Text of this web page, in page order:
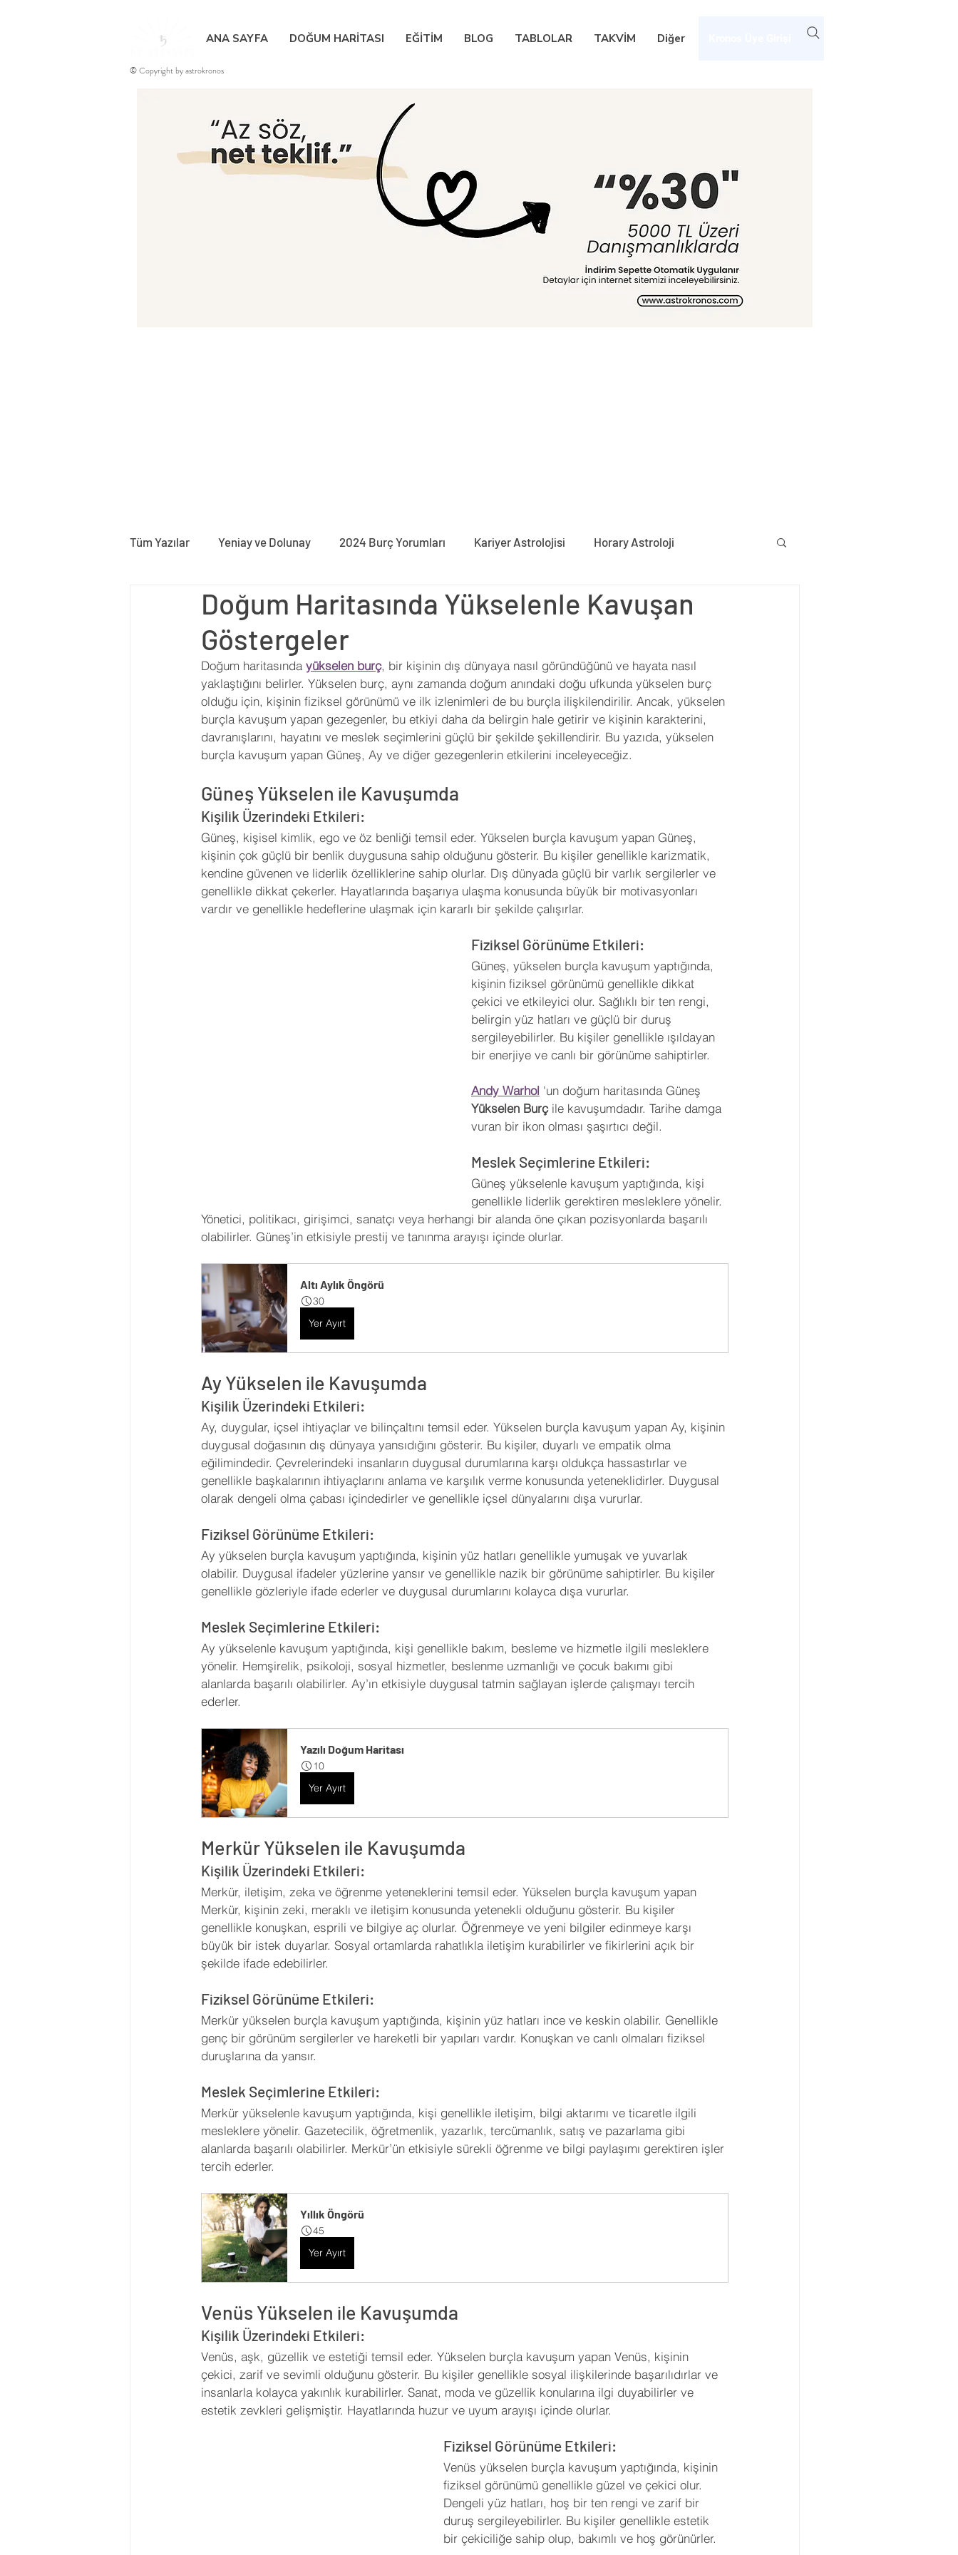
ANA SAYFA DOĞUM HARİTASI EĞİTİM BLOG TABLOLAR TAKVİM Diğer
© Copyright by astrokronos
Tüm Yazılar Yeniay ve Dolunay 2024 Burç Yorumları Kariyer Astrolojisi Horary Astroloji
Doğum Haritası Rektifikasyon İlişki Astrolojisi Burçlar Pratik Astroloji Aylık Burç Yorumları
2023 Burç Yorumları
Transitler Tutulmalar Öngörü Açı Kalıbı Medikal Astroloji Transit Açıları Açılar
Geleneksel Astroloji
Doğum Haritasında Yükselenle Kavuşan
Göstergeler
Doğum haritasında yükselen burç, bir kişinin dış dünyaya nasıl göründüğünü ve hayata nasıl
yaklaştığını belirler. Yükselen burç, aynı zamanda doğum anındaki doğu ufkunda yükselen burç
olduğu için, kişinin fiziksel görünümü ve ilk izlenimleri de bu burçla ilişkilendirilir. Ancak, yükselen
burçla kavuşum yapan gezegenler, bu etkiyi daha da belirgin hale getirir ve kişinin karakterini,
davranışlarını, hayatını ve meslek seçimlerini güçlü bir şekilde şekillendirir. Bu yazıda, yükselen
burçla kavuşum yapan Güneş, Ay ve diğer gezegenlerin etkilerini inceleyeceğiz.
Güneş Yükselen ile Kavuşumda
Kişilik Üzerindeki Etkileri:
Güneş, kişisel kimlik, ego ve öz benliği temsil eder. Yükselen burçla kavuşum yapan Güneş,
kişinin çok güçlü bir benlik duygusuna sahip olduğunu gösterir. Bu kişiler genellikle karizmatik,
kendine güvenen ve liderlik özelliklerine sahip olurlar. Dış dünyada güçlü bir varlık sergilerler ve
genellikle dikkat çekerler. Hayatlarında başarıya ulaşma konusunda büyük bir motivasyonları
vardır ve genellikle hedeflerine ulaşmak için kararlı bir şekilde çalışırlar.
Fiziksel Görünüme Etkileri:
Güneş, yükselen burçla kavuşum yaptığında,
kişinin fiziksel görünümü genellikle dikkat
çekici ve etkileyici olur. Sağlıklı bir ten rengi,
belirgin yüz hatları ve güçlü bir duruş
sergileyebilirler. Bu kişiler genellikle ışıldayan
bir enerjiye ve canlı bir görünüme sahiptirler.
Andy Warhol 'un doğum haritasında Güneş
Yükselen Burç ile kavuşumdadır. Tarihe damga
vuran bir ikon olması şaşırtıcı değil.
Meslek Seçimlerine Etkileri:
Güneş yükselenle kavuşum yaptığında, kişi
genellikle liderlik gerektiren mesleklere yönelir.
Yönetici, politikacı, girişimci, sanatçı veya herhangi bir alanda öne çıkan pozisyonlarda başarılı
olabilirler. Güneş’in etkisiyle prestij ve tanınma arayışı içinde olurlar.
Altı Aylık Öngörü
30
Yer Ayırt
Ay Yükselen ile Kavuşumda
Kişilik Üzerindeki Etkileri:
Ay, duygular, içsel ihtiyaçlar ve bilinçaltını temsil eder. Yükselen burçla kavuşum yapan Ay, kişinin
duygusal doğasının dış dünyaya yansıdığını gösterir. Bu kişiler, duyarlı ve empatik olma
eğilimindedir. Çevrelerindeki insanların duygusal durumlarına karşı oldukça hassastırlar ve
genellikle başkalarının ihtiyaçlarını anlama ve karşılık verme konusunda yeteneklidirler. Duygusal
olarak dengeli olma çabası içindedirler ve genellikle içsel dünyalarını dışa vururlar.
Fiziksel Görünüme Etkileri:
Ay yükselen burçla kavuşum yaptığında, kişinin yüz hatları genellikle yumuşak ve yuvarlak
olabilir. Duygusal ifadeler yüzlerine yansır ve genellikle nazik bir görünüme sahiptirler. Bu kişiler
genellikle gözleriyle ifade ederler ve duygusal durumlarını kolayca dışa vururlar.
Meslek Seçimlerine Etkileri:
Ay yükselenle kavuşum yaptığında, kişi genellikle bakım, besleme ve hizmetle ilgili mesleklere
yönelir. Hemşirelik, psikoloji, sosyal hizmetler, beslenme uzmanlığı ve çocuk bakımı gibi
alanlarda başarılı olabilirler. Ay’ın etkisiyle duygusal tatmin sağlayan işlerde çalışmayı tercih
ederler.
Yazılı Doğum Haritası
10
Yer Ayırt
Merkür Yükselen ile Kavuşumda
Kişilik Üzerindeki Etkileri:
Merkür, iletişim, zeka ve öğrenme yeteneklerini temsil eder. Yükselen burçla kavuşum yapan
Merkür, kişinin zeki, meraklı ve iletişim konusunda yetenekli olduğunu gösterir. Bu kişiler
genellikle konuşkan, esprili ve bilgiye aç olurlar. Öğrenmeye ve yeni bilgiler edinmeye karşı
büyük bir istek duyarlar. Sosyal ortamlarda rahatlıkla iletişim kurabilirler ve fikirlerini açık bir
şekilde ifade edebilirler.
Fiziksel Görünüme Etkileri:
Merkür yükselen burçla kavuşum yaptığında, kişinin yüz hatları ince ve keskin olabilir. Genellikle
genç bir görünüm sergilerler ve hareketli bir yapıları vardır. Konuşkan ve canlı olmaları fiziksel
duruşlarına da yansır.
Meslek Seçimlerine Etkileri:
Merkür yükselenle kavuşum yaptığında, kişi genellikle iletişim, bilgi aktarımı ve ticaretle ilgili
mesleklere yönelir. Gazetecilik, öğretmenlik, yazarlık, tercümanlık, satış ve pazarlama gibi
alanlarda başarılı olabilirler. Merkür’ün etkisiyle sürekli öğrenme ve bilgi paylaşımı gerektiren işler
tercih ederler.
Yıllık Öngörü
45
Yer Ayırt
Venüs Yükselen ile Kavuşumda
Kişilik Üzerindeki Etkileri:
Venüs, aşk, güzellik ve estetiği temsil eder. Yükselen burçla kavuşum yapan Venüs, kişinin
çekici, zarif ve sevimli olduğunu gösterir. Bu kişiler genellikle sosyal ilişkilerinde başarılıdırlar ve
insanlarla kolayca yakınlık kurabilirler. Sanat, moda ve güzellik konularına ilgi duyabilirler ve
estetik zevkleri gelişmiştir. Hayatlarında huzur ve uyum arayışı içinde olurlar.
Fiziksel Görünüme Etkileri:
Venüs yükselen burçla kavuşum yaptığında, kişinin
fiziksel görünümü genellikle güzel ve çekici olur.
Dengeli yüz hatları, hoş bir ten rengi ve zarif bir
duruş sergileyebilirler. Bu kişiler genellikle estetik
bir çekiciliğe sahip olup, bakımlı ve hoş görünürler.